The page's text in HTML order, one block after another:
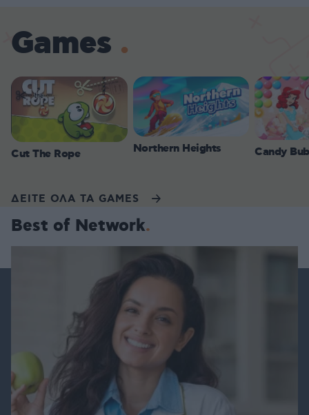
Games
Cut The Rope Northern Heights Candy
ΔΕΙΤΕ ΟΛΑ ΤΑ GAMES
Best of Network